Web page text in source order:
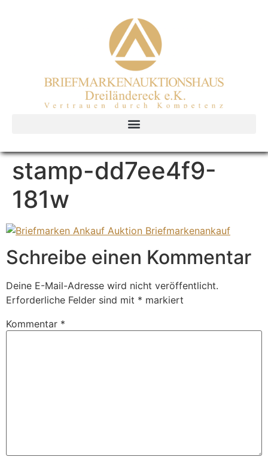
stamp-dd7ee4f9-
181w
Schreibe einen Kommentar
Deine E-Mail-Adresse wird nicht veröffentlicht.
Erforderliche Felder sind mit * markiert
Kommentar *